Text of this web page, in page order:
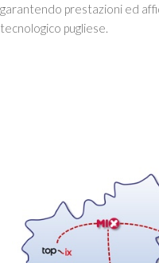
garantendo prestazioni ed
tecnologico pugliese.